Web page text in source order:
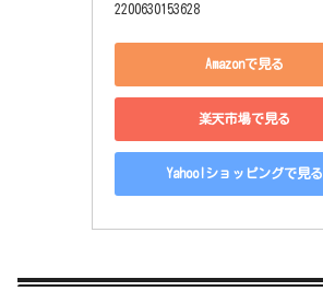
2200630153628
Amazonで見る
楽天市場で見る
Yahoo!ショッピングで見る